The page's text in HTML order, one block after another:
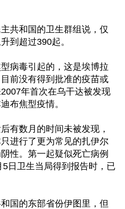
共和国的卫生群组说，仅
到超过390起。
病毒引起的，这是埃博拉
前没有得到批准的疫苗或
年首次在乌干达被发现
布焦型疫情。
有数月的时间未被发现，
进行了更为常见的扎伊尔
性。第一起疑似死亡病例
日卫生当局得到报告时，已
国的东部省份伊图里，但